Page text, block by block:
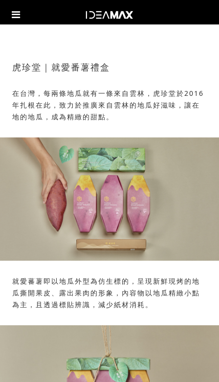
虎珍堂｜就愛番薯禮盒
在台灣，每兩條地瓜就有一條來自雲林，虎珍堂於2016
年扎根在此，致力於推廣來自雲林的地瓜好滋味，讓在
地的地瓜，成為精緻的甜點。
就愛蕃薯即以地瓜外型為仿生標的，呈現新鮮現烤的地
瓜撕開果皮、露出果肉的形象，內容物以地瓜精緻小點
為主，且透過標貼辨識，減少紙材消耗。